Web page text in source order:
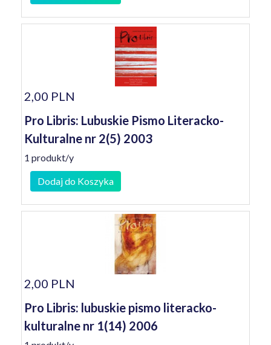
2,00 PLN
Pro Libris: Lubuskie Pismo Literacko-
Kulturalne nr 2(5) 2003
1 produkt/y
Dodaj do Koszyka
2,00 PLN
Pro Libris: lubuskie pismo literacko-
kulturalne nr 1(14) 2006